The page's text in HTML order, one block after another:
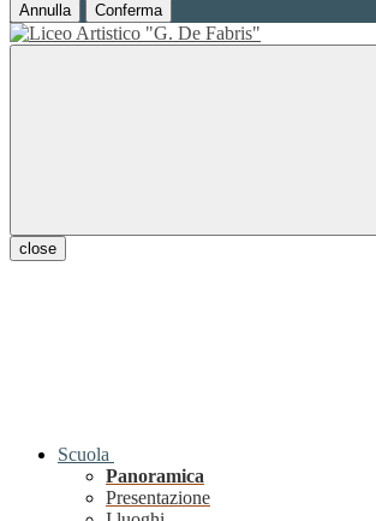
Annulla Conferma
close
Scuola
Panoramica
Presentazione